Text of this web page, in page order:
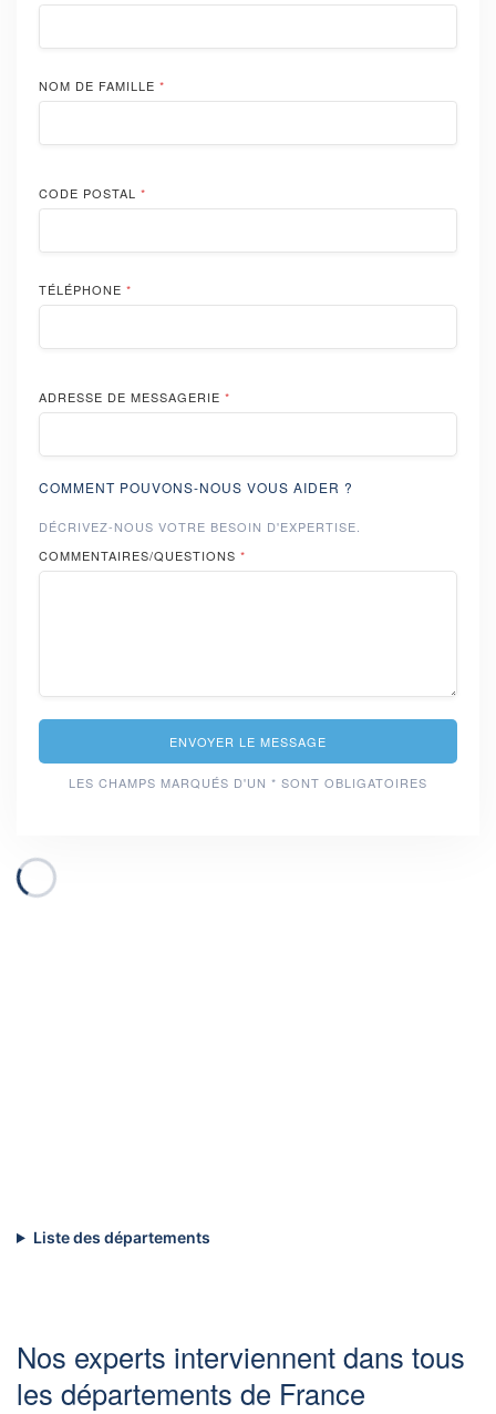
NOM DE FAMILLE *
CODE POSTAL *
TÉLÉPHONE *
ADRESSE DE MESSAGERIE *
COMMENT POUVONS-NOUS VOUS AIDER ?
DÉCRIVEZ-NOUS VOTRE BESOIN D'EXPERTISE.
COMMENTAIRES/QUESTIONS *
ENVOYER LE MESSAGE
LES CHAMPS MARQUÉS D'UN * SONT OBLIGATOIRES
Liste des départements
Nos experts interviennent dans tous
les départements de France